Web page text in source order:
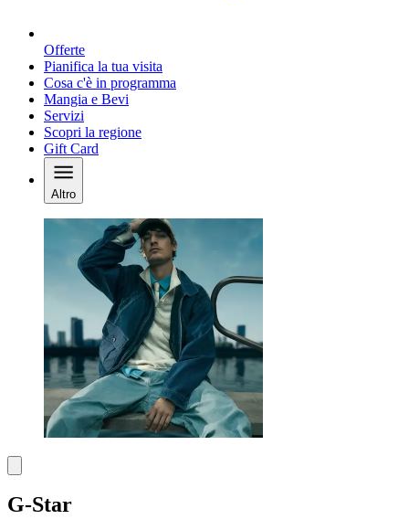
Offerte
Pianifica la tua visita
Cosa c'è in programma
Mangia e Bevi
Servizi
Scopri la regione
Gift Card
Altro
G-Star